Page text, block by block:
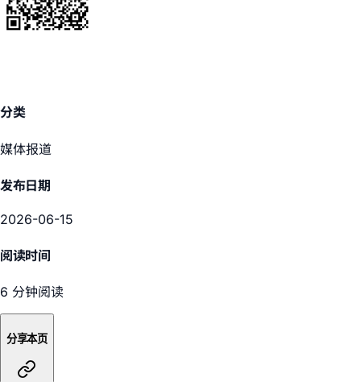
分类
媒体报道
发布日期
2026-06-15
阅读时间
6 分钟阅读
分享本页